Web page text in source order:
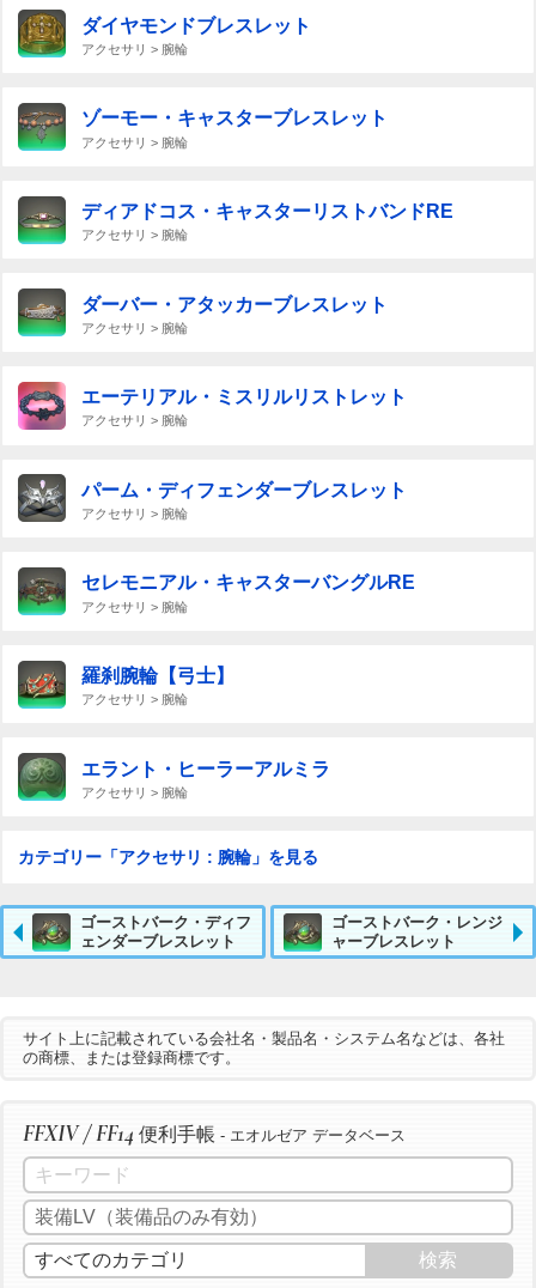
ダイヤモンドブレスレット
アクセサリ > 腕輪
ゾーモー・キャスターブレスレット
アクセサリ > 腕輪
ディアドコス・キャスターリストバンドRE
アクセサリ > 腕輪
ダーバー・アタッカーブレスレット
アクセサリ > 腕輪
エーテリアル・ミスリルリストレット
アクセサリ > 腕輪
パーム・ディフェンダーブレスレット
アクセサリ > 腕輪
セレモニアル・キャスターバングルRE
アクセサリ > 腕輪
羅刹腕輪【弓士】
アクセサリ > 腕輪
エラント・ヒーラーアルミラ
アクセサリ > 腕輪
カテゴリー「アクセサリ : 腕輪」を見る
ゴーストバーク・ディフ
ェンダーブレスレット
ゴーストバーク・レンジ
ャーブレスレット
サイト上に記載されている会社名・製品名・システム名などは、各社
の商標、または登録商標です。
FFXIV / FF14 便利手帳 - エオルゼア データベース